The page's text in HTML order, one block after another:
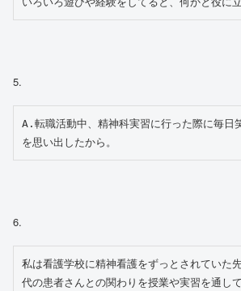
5.
A.転職活動中、精神科実習に行った際に毎日
を思い出したから。
6.
私は看護学校に精神看護をずっとされていた
代の患者さんとの関わりを授業や実習を通し